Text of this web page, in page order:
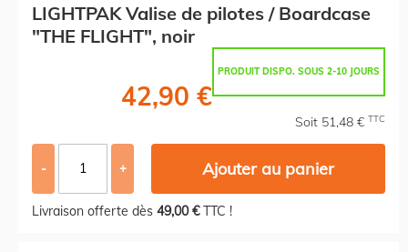
LIGHTPAK Valise de pilotes / Boardcase
"THE FLIGHT", noir
PRODUIT DISPO. SOUS 2-10 JOURS
42,90 €
Soit 51,48 € TTC
- + Ajouter au panier
Livraison offerte dès 49,00 €TTC !